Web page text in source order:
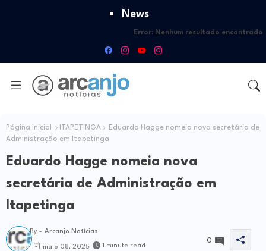
News
Error: Nenhum resultado encontrado
Página inicial ITAPETINGA
Eduardo Hagge nomeia nova secretária de
Administração em Itapetinga
Eduardo Hagge nomeia nova
secretária de Administração em
Itapetinga
By - Arcanjo Notícias
maio 08, 2025 1 minute read
0